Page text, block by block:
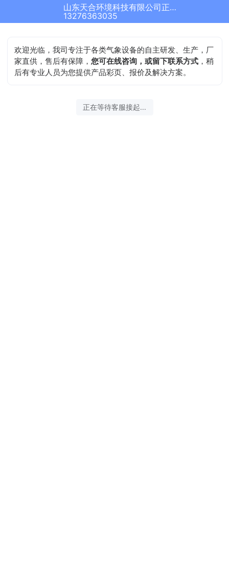
山东天合环境科技有限公司正在为您服务
13276363035
欢迎光临，我司专注于各类气象设备的自主研发、生产，厂
家直供，售后有保障，您可在线咨询，或留下联系方式 ，稍
后有专业人员为您提供产品彩页、报价及解决方案。
正在等待客服接起...